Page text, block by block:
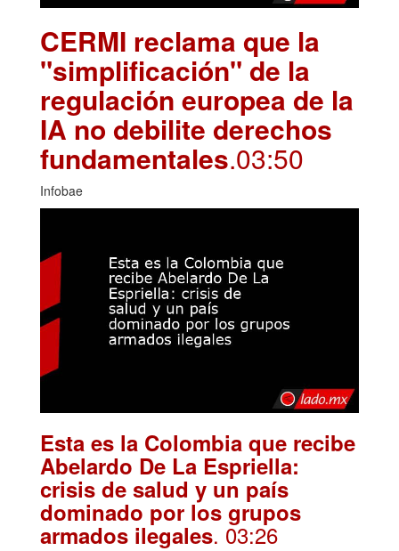
CERMI reclama que la
"simplificación" de la
regulación europea de la
IA no debilite derechos
fundamentales.03:50
Infobae
Esta es la Colombia que recibe
Abelardo De La Espriella:
crisis de salud y un país
dominado por los grupos
armados ilegales. 03:26